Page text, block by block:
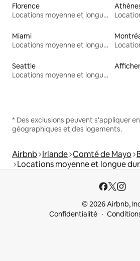
Florence
Locations moyenne et longue durée
Miami
Locations moyenne et longue durée
Seattle
Locations moyenne et longue durée
* Des exclusions peuvent s'appliquer
géographiques et des logements.
Airbnb Irlande Comté de Mayo
Locations moyenne et longue
© 2026 Airbnb,
Confidentialité